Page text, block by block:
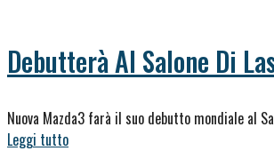
Debutterà Al Salone Di
Nuova Mazda3 farà il suo debutto mondiale al
Leggi tutto